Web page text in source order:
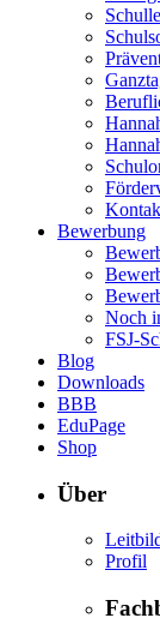
Bewerbung
Noch
FSJ-
Blog
Downloads
BBB
EduPage
Shop
Über
Profil